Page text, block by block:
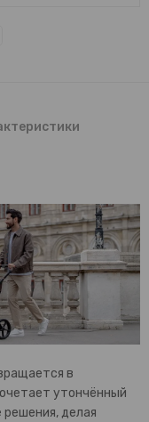
в
утончённый
делая